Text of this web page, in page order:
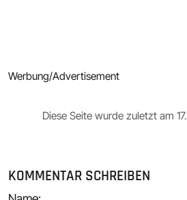
Werbung/Advertisement
Diese Seite wurde zuletzt am
KOMMENTAR SCHREIBEN